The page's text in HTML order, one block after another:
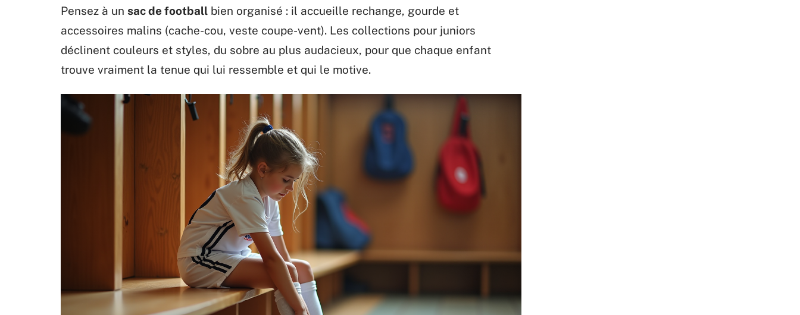
Pensez à un sac de football bien organisé : il accueille rechange, gourde et
accessoires malins (cache-cou, veste coupe-vent). Les collections pour juniors
déclinent couleurs et styles, du sobre au plus audacieux, pour que chaque enfant
trouve vraiment la tenue qui lui ressemble et qui le motive.